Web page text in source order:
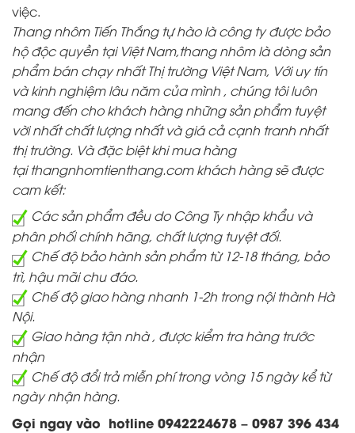
việc.
Thang nhôm Tiến Thắng tự hào là công ty được bảo
hộ độc quyền tại Việt Nam,thang nhôm là dòng sản
phẩm bán chạy nhất Thị trường Việt Nam, Với uy tín
và kinh nghiệm lâu năm của mình , chúng tôi luôn
mang đến cho khách hàng những sản phẩm tuyệt
vời nhất chất lượng nhất và giá cả cạnh tranh nhất
thị trường. Và đặc biệt khi mua hàng
tạithangnhomtienthang.comkhách hàng sẽ được
cam kết:
Các sản phẩm đều do Công Ty nhập khẩu và
phân phối chính hãng, chất lượng tuyệt đối.
Chế độ bảo hành sản phẩm từ 12-18 tháng, bảo
trì, hậu mãi chu đáo.
Chế độ giao hàng nhanh 1-2h trong nội thành Hà
Nội.
Giao hàng tận nhà , được kiểm tra hàng trước
nhận
Chế độ đổi trả miễn phí trong vòng 15 ngày kể từ
ngày nhận hàng.
Gọi ngay vào hotline 0942224678 – 0987 396 434